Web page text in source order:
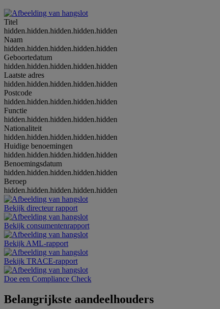
Titel
hidden.hidden.hidden.hidden.hidden
Naam
hidden.hidden.hidden.hidden.hidden
Geboortedatum
hidden.hidden.hidden.hidden.hidden
Laatste adres
hidden.hidden.hidden.hidden.hidden
Postcode
hidden.hidden.hidden.hidden.hidden
Functie
hidden.hidden.hidden.hidden.hidden
Nationaliteit
hidden.hidden.hidden.hidden.hidden
Huidige benoemingen
hidden.hidden.hidden.hidden.hidden
Benoemingsdatum
hidden.hidden.hidden.hidden.hidden
Beroep
hidden.hidden.hidden.hidden.hidden
Bekijk directeur rapport
Bekijk consumentenrapport
Bekijk AML-rapport
Bekijk TRACE-rapport
Doe een Compliance Check
Belangrijkste aandeelhouders